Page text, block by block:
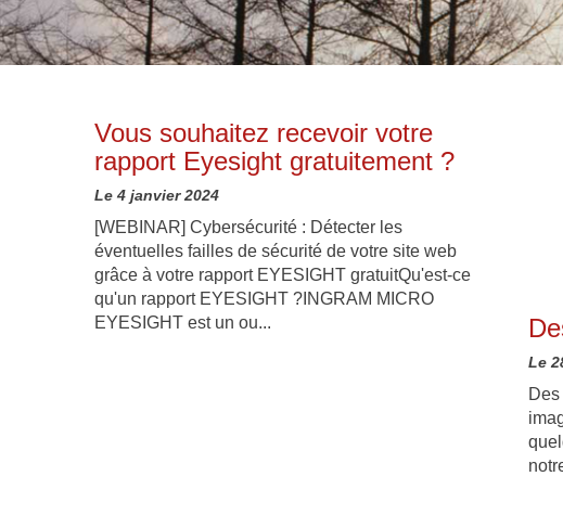
Vous souhaitez recevoir votre
rapport Eyesight gratuitement ?
Le 4 janvier 2024
[WEBINAR] Cybersécurité : Détecter les
éventuelles failles de sécurité de votre site web
grâce à votre rapport EYESIGHT gratuitQu'est-ce
qu'un rapport EYESIGHT ?INGRAM MICRO
EYESIGHT est un ou...
Le